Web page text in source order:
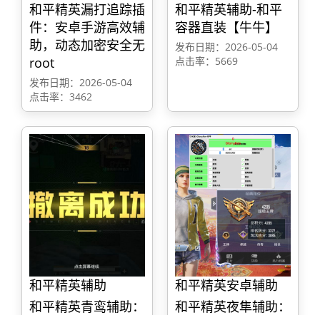
和平精英漏打追踪插
件：安卓手游高效辅
助，动态加密安全无
root
发布日期：2026-05-04
点击率：3462
和平精英辅助-和平
容器直装【牛牛】
发布日期：2026-05-04
点击率：5669
和平精英辅助
和平精英青鸾辅助：
和平精英安卓辅助
和平精英夜隼辅助：